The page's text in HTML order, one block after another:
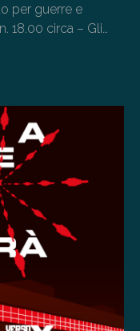
per guerre e
18.00 circa – Gli…